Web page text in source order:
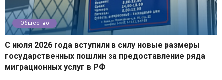
Общество
С июля 2026 года вступили в силу новые размеры
государственных пошлин за предоставление ряда
миграционных услуг в РФ